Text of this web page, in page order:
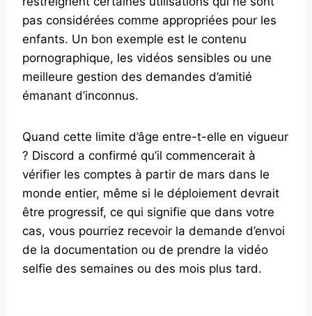
pas considérées comme appropriées pour les
enfants. Un bon exemple est le contenu
pornographique, les vidéos sensibles ou une
meilleure gestion des demandes d’amitié
émanant d’inconnus.
Quand cette limite d’âge entre-t-elle en vigueur
? Discord a confirmé qu’il commencerait à
vérifier les comptes à partir de mars dans le
monde entier, même si le déploiement devrait
être progressif, ce qui signifie que dans votre
cas, vous pourriez recevoir la demande d’envoi
de la documentation ou de prendre la vidéo
selfie des semaines ou des mois plus tard.